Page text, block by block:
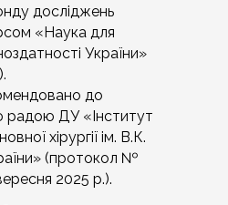
досліджень
«Наука для
України»
до
радою ДУ «Інститут
хірургії ім. В.К.
(протокол №
2025 р.).